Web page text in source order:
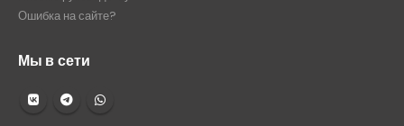
Ошибка на сайте?
Мы в сети